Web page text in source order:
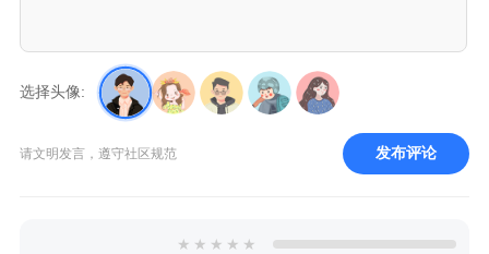
选择头像:
请文明发言，遵守社区规范 发布评论
★ ★ ★ ★ ★